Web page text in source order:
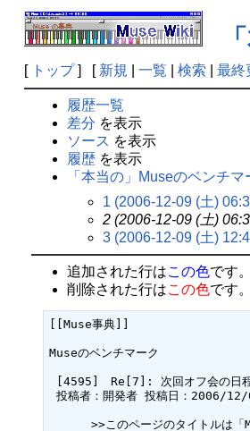
[ トップ] [ 新規 一覧 検索 最終
履歴一覧
差分 を表示
ソース を表示
履歴を表示
「本当の」Museのベンチマ
1 (2006-12-09 (土)
2 (2006-12-09 (土)
3 (2006-12-09 (土)
追加された行はこの色です。
削除された行はこの色です。
[[Muse事典]]
Museのベンチマーク
投稿者：開発者 投稿日：2006/12/09(Sat) 00:13:17　 [ 返信 ]